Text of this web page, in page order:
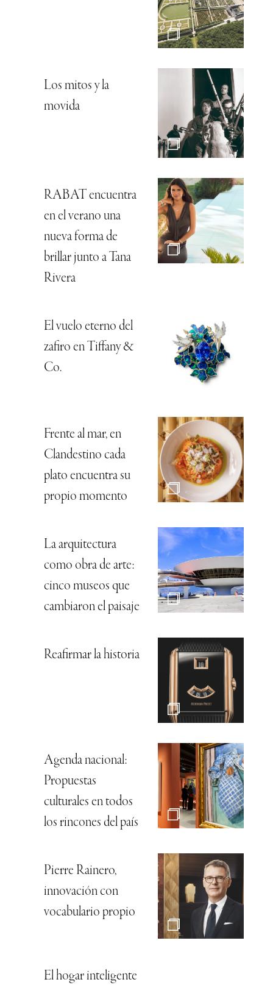
Los mitos y la
movida
RABAT encuentra
en el verano una
nueva forma de
brillar junto a Tana
Rivera
El vuelo eterno del
zafiro en Tiffany &
Co.
Frente al mar, en
Clandestino cada
plato encuentra su
propio momento
La arquitectura
como obra de arte:
cinco museos que
cambiaron el paisaje
Reafirmar la historia
Agenda nacional:
Propuestas
culturales en todos
los rincones del país
Pierre Rainero,
innovación con
vocabulario propio
El hogar inteligente